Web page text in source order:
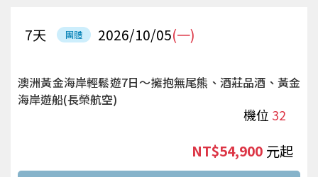
團體 2026/10/05(一)
7天
澳洲黃金海岸輕鬆遊7日～擁抱無尾熊、酒莊品酒、黃金
海岸遊船(長榮航空)
機位 32
NT$54,900 起